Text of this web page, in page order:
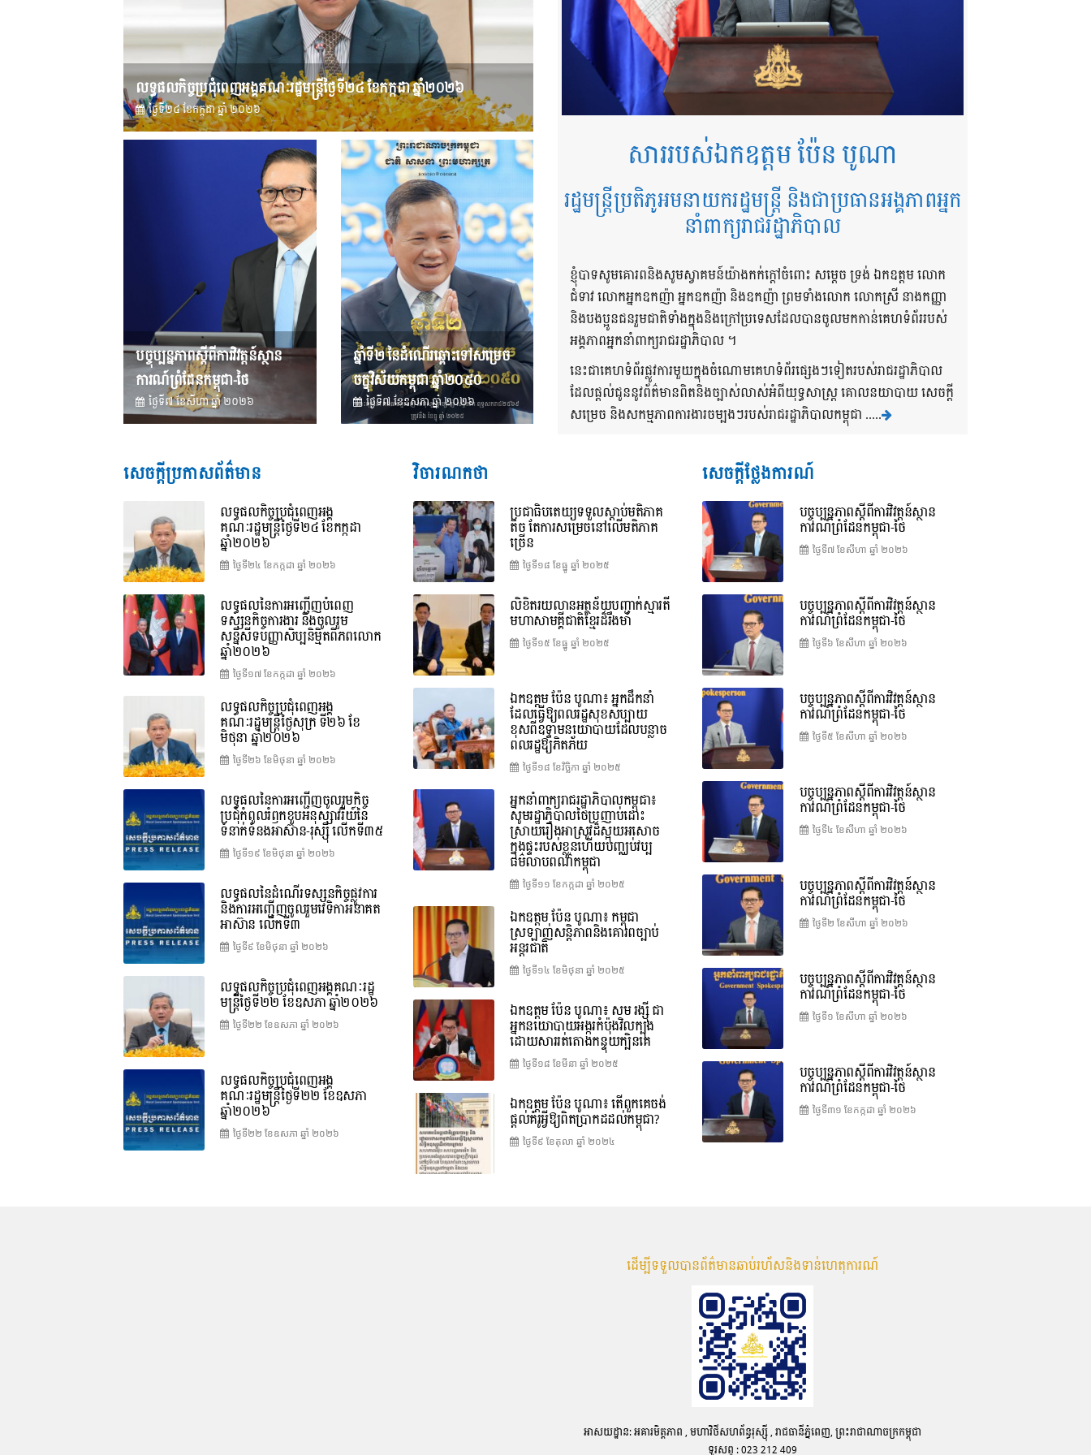
លទ្ធផលកិច្ចប្រជុំពេញអង្គគណៈរដ្ឋមន្រ្តីថ្ងៃទី២៤ ខែកក្កដា ឆ្នាំ២០២៦
ថ្ងៃទី២៤ ខែ​កក្កដា ឆ្នាំ ២០២៦
បច្ចុប្បន្នភាពស្ដីពីការវិវត្តន៍ស្ថាន
ការណ៍ព្រំដែនកម្ពុជា-ថៃ
ថ្ងៃទី៧ ខែ​សីហា ឆ្នាំ ២០២៦
ឆ្នាំទី២ នៃដំណើរឆ្ពោះទៅសម្រេច​
ចក្ខុវិស័យ​កម្ពុជា ឆ្នាំ២០៥០
ថ្ងៃទី៧ ខែ​ឧសភា ឆ្នាំ ២០២៦
សាររបស់ឯកឧត្តម ប៉ែន បូណា
រដ្ឋមន្ត្រីប្រតិភូអមនាយករដ្ឋមន្ត្រី និងជាប្រធានអង្គភាពអ្នក
នាំពាក្យរាជរដ្ឋាភិបាល
ខ្ញុំបាទសូមគោរពនិងសូមស្វាគមន៍យ៉ាងកក់ក្តៅចំពោះ សម្តេច ទ្រង់ ឯកឧត្តម លោក
ជំទាវ លោកអ្នកឧកញ៉ា អ្នកឧកញ៉ា និងឧកញ៉ា ព្រមទាំងលោក លោកស្រី នាងកញ្ញា
និងបងប្អូនជនរួមជាតិទាំងក្នុងនិងក្រៅប្រទេសដែលបានចូលមកកាន់គេហទំព័ររបស់
អង្គភាពអ្នកនាំពាក្យរាជរដ្ឋាភិបាល ។
នេះជាគេហទំព័រផ្លូវការមួយក្នុងចំណោមគេហទំព័រផ្សេងៗទៀតរបស់រាជរដ្ឋាភិបាល
ដែលផ្តល់ជូននូវព័ត៌មានពិតនិងច្បាស់លាស់អំពីយុទ្ធសាស្រ្ត គោលនយាបាយ សេចក្តី
សម្រេច និងសកម្មភាពការងារចម្បងៗរបស់រាជរដ្ឋាភិបាលកម្ពុជា .....
សេចក្តីប្រកាសព័ត៌មាន
លទ្ធផលកិច្ចប្រជុំពេញអង្គ
គណៈរដ្ឋមន្រ្តីថ្ងៃទី២៤ ខែកក្កដា
ឆ្នាំ២០២៦
ថ្ងៃទី២៤ ខែ​កក្កដា ឆ្នាំ ២០២៦
លទ្ធផលនៃការអញ្ជើញបំពេញ
ទស្សនកិច្ចការងារ និងចូលរួម
សន្និសីទបញ្ញាសិប្បនិម្មិតពិភពលោក
ឆ្នាំ២០២៦
ថ្ងៃទី១៧ ខែ​កក្កដា ឆ្នាំ ២០២៦
លទ្ធផលកិច្ចប្រជុំពេញអង្គ
គណៈរដ្ឋមន្រ្តីថ្ងៃសុក្រ ទី២៦ ខែ
មិថុនា ឆ្នាំ២០២៦
ថ្ងៃទី២៦ ខែ​មិថុនា ឆ្នាំ ២០២៦
លទ្ធផលនៃការអញ្ជើញចូលរួមកិច្ច
ប្រជុំកំពូលរំឭកខួបអនុស្សាវរីយ៍នៃ
ទំនាក់ទំនងអាស៊ាន-រុស្ស៊ី លើកទី៣៥
ថ្ងៃទី១៩ ខែ​មិថុនា ឆ្នាំ ២០២៦
លទ្ធផលនៃដំណើរទស្សនកិច្ចផ្លូវការ
និងការអញ្ជើញចូលរួមវេទិកាអនាគត
អាស៊ាន លើកទី៣
ថ្ងៃទី៩ ខែ​មិថុនា ឆ្នាំ ២០២៦
លទ្ធផលកិច្ចប្រជុំពេញអង្គគណៈរដ្ឋ
មន្ត្រីថ្ងៃទី២២ ខែឧសភា ឆ្នាំ២០២៦
ថ្ងៃទី២២ ខែ​ឧសភា ឆ្នាំ ២០២៦
លទ្ធផលកិច្ចប្រជុំពេញអង្គ
គណៈរដ្ឋមន្រ្តីថ្ងៃទី២២ ខែឧសភា
ឆ្នាំ២០២៦
ថ្ងៃទី២២ ខែ​ឧសភា ឆ្នាំ ២០២៦
វិចារណកថា
ប្រជាធិបតេយ្យទទួលស្តាប់មតិភាគ
តិច តែការសម្រេចនៅលើមតិភាគ
ច្រើន
ថ្ងៃទី១៨ ខែ​ធ្នូ ឆ្នាំ ២០២៥
លិខិតរយលានអត្ថន័យបញ្ជាក់ស្មារតី
មហាសាមគ្គីជាតិខ្មែរដ៏រឹងមាំ
ថ្ងៃទី១៥ ខែ​ធ្នូ ឆ្នាំ ២០២៥
ឯកឧត្តម ប៉ែន បូណា៖ អ្នកដឹកនាំ
ដែលធ្វើឱ្យពលរដ្ឋសុខសប្បាយ
ខុសពីឧទ្ទាមនយោបាយដែលបន្លាច
ពលរដ្ឋឱ្យភិតភ័យ
ថ្ងៃទី១៨ ខែ​វិច្ឆិកា ឆ្នាំ ២០២៥
អ្នកនាំពាក្យរាជរដ្ឋាភិបាលកម្ពុជា៖
សូមរដ្ឋាភិបាលថៃប្រញាប់ដោះ
ស្រាយរឿងអាស្រូវដ៏ស្អុយអសោច
ក្នុងផ្ទះរបស់ខ្លួនហើយបញ្ឈប់វប្ប
ធម៌លាបពណ៌កម្ពុជា
ថ្ងៃទី១១ ខែ​កក្កដា ឆ្នាំ ២០២៥
ឯកឧត្តម ប៉ែន បូណា៖ កម្ពុជា
ស្រឡាញ់សន្តិភាពនិងគោរពច្បាប់
អន្តរជាតិ
ថ្ងៃទី១៤ ខែ​មិថុនា ឆ្នាំ ២០២៥
ឯកឧត្តម ប៉ែន បូណា៖ សម រង្ស៊ី ជា
អ្នកនយោបាយអង្ករកំប៉ុងវិលក្បុង
ដោយសាររត់តោងកន្ទុយក្បិនគេ
ថ្ងៃទី១៨ ខែ​មីនា ឆ្នាំ ២០២៥
ឯកឧត្តម ប៉ែន បូណា៖ តើពួកគេចង់
ផ្តល់គំរូអ្វីឱ្យពិតប្រាកដដល់កម្ពុជា?
ថ្ងៃទី៩ ខែ​តុលា ឆ្នាំ ២០២៤
សេចក្តីថ្លែងការណ៍
បច្ចុប្បន្នភាពស្ដីពីការវិវត្តន៍ស្ថាន
ការណ៍ព្រំដែនកម្ពុជា-ថៃ
ថ្ងៃទី៧ ខែ​សីហា ឆ្នាំ ២០២៦
បច្ចុប្បន្នភាពស្ដីពីការវិវត្តន៍ស្ថាន
ការណ៍ព្រំដែនកម្ពុជា-ថៃ
ថ្ងៃទី៦ ខែ​សីហា ឆ្នាំ ២០២៦
បច្ចុប្បន្នភាពស្ដីពីការវិវត្តន៍ស្ថាន
ការណ៍ព្រំដែនកម្ពុជា-ថៃ
ថ្ងៃទី៥ ខែ​សីហា ឆ្នាំ ២០២៦
បច្ចុប្បន្នភាពស្ដីពីការវិវត្តន៍ស្ថាន
ការណ៍ព្រំដែនកម្ពុជា-ថៃ
ថ្ងៃទី៤ ខែ​សីហា ឆ្នាំ ២០២៦
បច្ចុប្បន្នភាពស្ដីពីការវិវត្តន៍ស្ថាន
ការណ៍ព្រំដែនកម្ពុជា-ថៃ
ថ្ងៃទី២ ខែ​សីហា ឆ្នាំ ២០២៦
បច្ចុប្បន្នភាពស្ដីពីការវិវត្តន៍ស្ថាន
ការណ៍ព្រំដែនកម្ពុជា-ថៃ
ថ្ងៃទី១ ខែ​សីហា ឆ្នាំ ២០២៦
បច្ចុប្បន្នភាពស្ដីពីការវិវត្តន៍ស្ថាន
ការណ៍ព្រំដែនកម្ពុជា-ថៃ
ថ្ងៃទី៣១ ខែ​កក្កដា ឆ្នាំ ២០២៦
ដើម្បីទទួលបានព័ត៌មានឆាប់រហ័សនិងទាន់ហេតុការណ៍
អាសយដ្ឋាន: អគារមិត្តភាព , មហាវិថីសហព័ន្ធរុស្ស៊ី , រាជធានីភ្នំពេញ, ព្រះរាជាណាចក្រកម្ពុជា
ទូរសព្ទ : 023 212 409